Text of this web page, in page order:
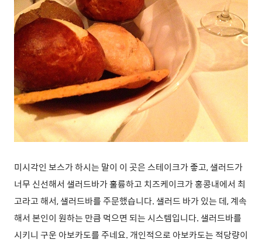
미시각인 보스가 하시는 말이 이 곳은 스테이크가 좋고, 샐러드가
너무 신선해서 샐러드바가 훌륭하고 치즈케이크가 홍콩내에서 최
고라고 해서, 샐러드바를 주문했습니다. 샐러드 바가 있는 데, 계속
해서 본인이 원하는 만큼 먹으면 되는 시스템입니다. 샐러드바를
시키니 구운 아보카도를 주네요. 개인적으로 아보카도는 적당량이